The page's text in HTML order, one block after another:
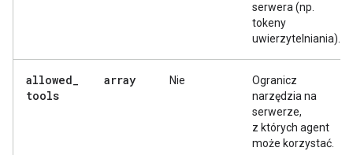
serwera (np.
tokeny
uwierzytelniania).
allowed_
tools
array Nie
Ogranicz
narzędzia na
serwerze,
z których agent
może korzystać.